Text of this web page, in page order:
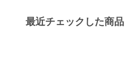
最近チェックした商品